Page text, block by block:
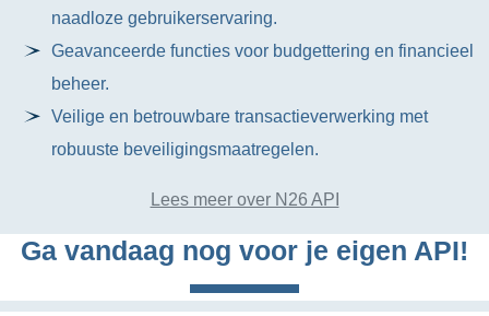
naadloze gebruikerservaring.
Geavanceerde functies voor budgettering en financieel
beheer.
Veilige en betrouwbare transactieverwerking met
robuuste beveiligingsmaatregelen.
Lees meer over N26 API
Ga vandaag nog voor je eigen API!